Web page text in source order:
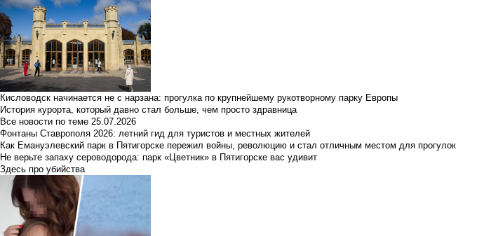
Кисловодск начинается не с нарзана: прогулка по крупнейшему рукотворному парку Европы
История курорта, который давно стал больше, чем просто здравница
Все новости по теме 25.07.2026
Фонтаны Ставрополя 2026: летний гид для туристов и местных жителей
Как Емануэлевский парк в Пятигорске пережил войны, революцию и стал отличным местом для прогулок
Не верьте запаху сероводорода: парк «Цветник» в Пятигорске вас удивит
Здесь про убийства